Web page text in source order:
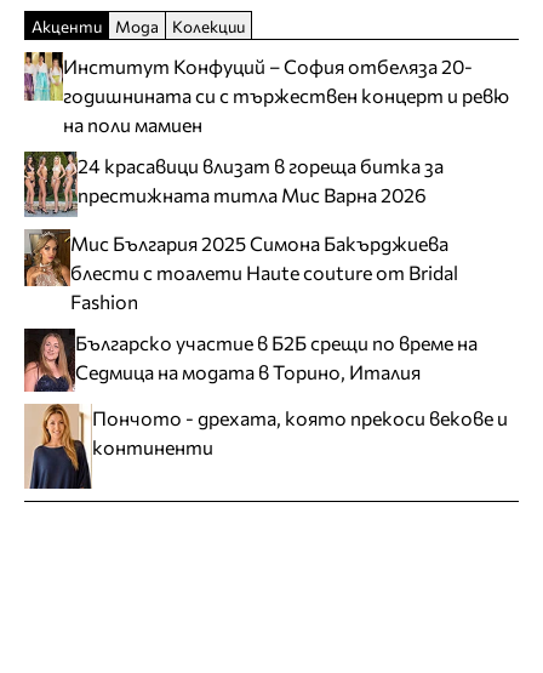
Акценти Мода Колекции
Институт Конфуций – София отбеляза 20-
годишнината си с тържествен концерт и ревю
на поли мамиен
24 красавици влизат в гореща битка за
престижната титла Мис Варна 2026
Мис България 2025 Симона Бакърджиева
блести с тоалети Haute couture от Bridal
Fashion
Българско участие в Б2Б срещи по време на
Седмица на модата в Торино, Италия
Пончото - дрехата, която прекоси векове и
континенти